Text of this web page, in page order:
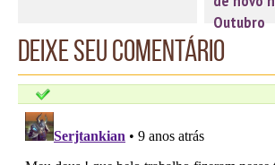
Outubro
Deixe seu comentário